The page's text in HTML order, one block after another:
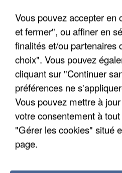
UNE TOURISTE DE L’OISE
COULÉE DE BOUE EN
Vous pouvez accepter en
et fermer", ou affiner en
finalités et/ou partenaires
choix". Vous pouvez
cliquant sur "Continuer
préférences ne
Vous pouvez mettre à
votre consentement à
"Gérer les cookies" situé
page.